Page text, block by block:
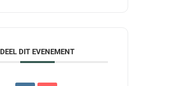
DEEL DIT EVENEMENT